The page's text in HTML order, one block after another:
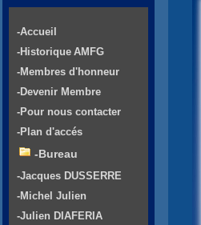
-Accueil
-Historique AMFG
-Membres d'honneur
-Devenir Membre
-Pour nous contacter
-Plan d'accés
-Bureau
-Jacques DUSSERRE
-Michel Julien
-Julien DIAFERIA